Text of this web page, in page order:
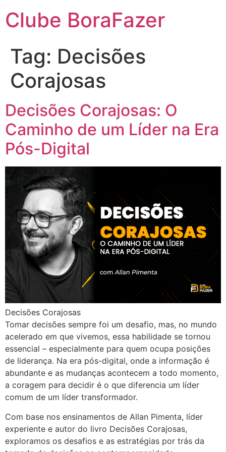
Clube BoraFazer
Tag: Decisões
Corajosas
Decisões Corajosas: O
Caminho de um Líder na Era
Pós-Digital
Decisões Corajosas
Tomar decisões sempre foi um desafio, mas, no mundo
acelerado em que vivemos, essa habilidade se tornou
essencial – especialmente para quem ocupa posições
de liderança. Na era pós-digital, onde a informação é
abundante e as mudanças acontecem a todo momento,
a coragem para decidir é o que diferencia um líder
comum de um líder transformador.
Com base nos ensinamentos de Allan Pimenta, líder
experiente e autor do livro Decisões Corajosas,
exploramos os desafios e as estratégias por trás da